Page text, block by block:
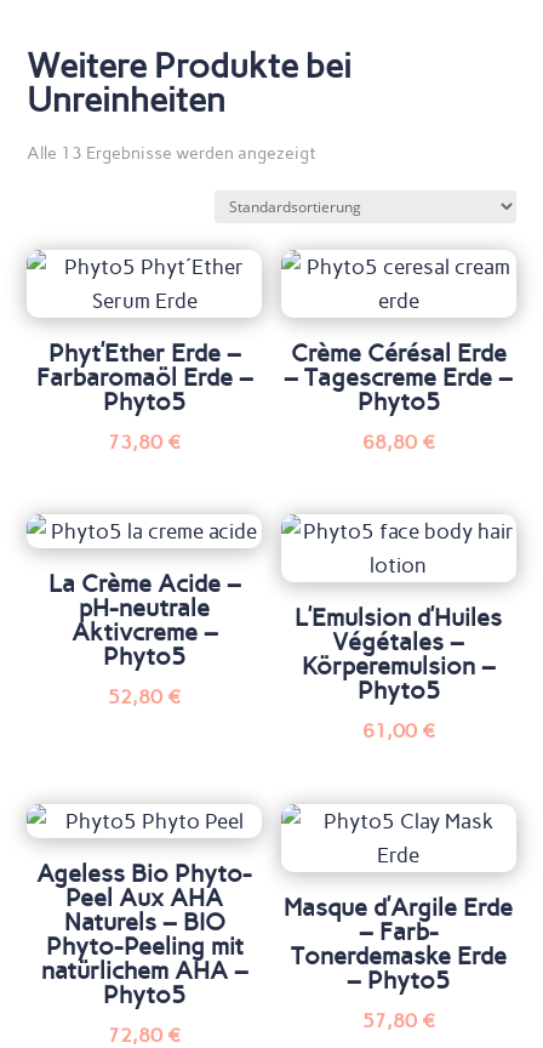
Weitere Produkte bei
Unreinheiten
Alle 13 Ergebnisse werden angezeigt
Phyt’Ether Erde –
Farbaromaöl Erde –
Phyto5
73,80 €
Crème Cérésal Erde
– Tagescreme Erde –
Phyto5
68,80 €
La Crème Acide –
pH-neutrale
Aktivcreme –
Phyto5
52,80 €
L’Emulsion d’Huiles
Végétales –
Körperemulsion –
Phyto5
61,00 €
Ageless Bio Phyto-
Peel Aux AHA
Naturels – BIO
Phyto-Peeling mit
natürlichem AHA –
Phyto5
72,80 €
Masque d’Argile Erde
– Farb-
Tonerdemaske Erde
– Phyto5
57,80 €